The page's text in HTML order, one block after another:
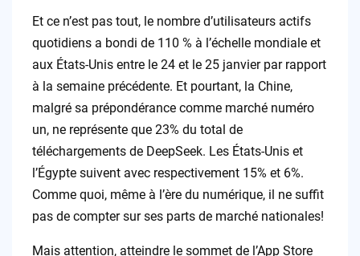
Et ce n’est pas tout, le nombre d’utilisateurs actifs
quotidiens a bondi de 110 % à l’échelle mondiale et
aux États-Unis entre le 24 et le 25 janvier par rapport
à la semaine précédente. Et pourtant, la Chine,
malgré sa prépondérance comme marché numéro
un, ne représente que 23% du total de
téléchargements de DeepSeek. Les États-Unis et
l’Égypte suivent avec respectivement 15% et 6%.
Comme quoi, même à l’ère du numérique, il ne suffit
pas de compter sur ses parts de marché nationales!
Mais attention, atteindre le sommet de l’App Store